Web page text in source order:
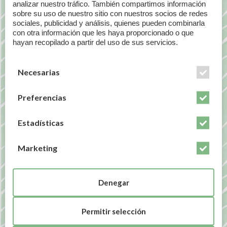
agua apropiada (2 litros diarios), realizar una
micción sistemática después de mantener
relaciones sexuales, limpieza anal desde delante
hacia atrás después de la defecación, evitar el uso
sufren estas infecciones de forma recurrente.
Por último aclarar que aunque cada vez hay más
estudios y evidencias del tratamiento y prevención
con
D-Manosa
tratamiento de elección de las infecciones del tracto
sabemos, debe ser evaluado y prescrito por un
médico.
_____________________
BIBLIOGRAFÍA:
analizar nuestro tráfico. También compartimos información
sobre su uso de nuestro sitio con nuestros socios de redes
sociales, publicidad y análisis, quienes pueden combinarla
con otra información que les haya proporcionado o que
hayan recopilado a partir del uso de sus servicios.
Necesarias
Preferencias
Estadísticas
Marketing
Denegar
Permitir selección